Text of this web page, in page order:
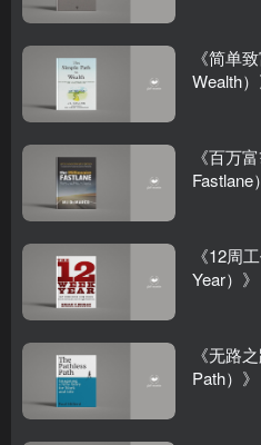
《简单
Wealth）
《百万
Fastlane
《12周
Year）》
《无路
Path）》